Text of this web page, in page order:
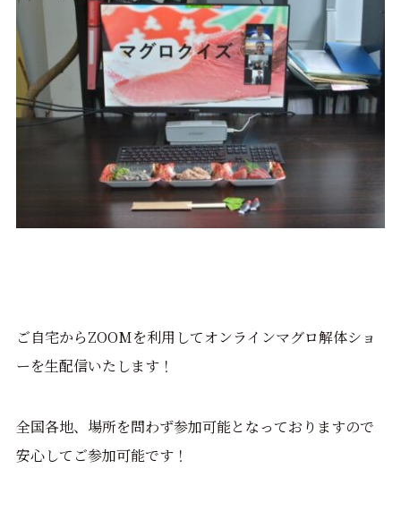
ご自宅からZOOMを利用してオンラインマグロ解体ショ
ーを生配信いたします！
全国各地、場所を問わず参加可能となっておりますので
安心してご参加可能です！